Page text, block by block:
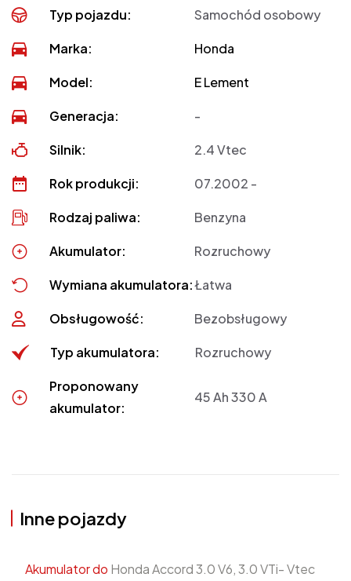
Typ pojazdu: Samochód osobowy
Marka: Honda
Model: E Lement
Generacja: -
Silnik: 2.4 Vtec
Rok produkcji: 07.2002 -
Rodzaj paliwa: Benzyna
Akumulator: Rozruchowy
Wymiana akumulatora:Łatwa
Obsługowość: Bezobsługowy
Typ akumulatora: Rozruchowy
Proponowany
akumulator:
45 Ah 330 A
Inne pojazdy
Akumulator do Honda Accord 3.0 V6, 3.0 VTi- Vtec